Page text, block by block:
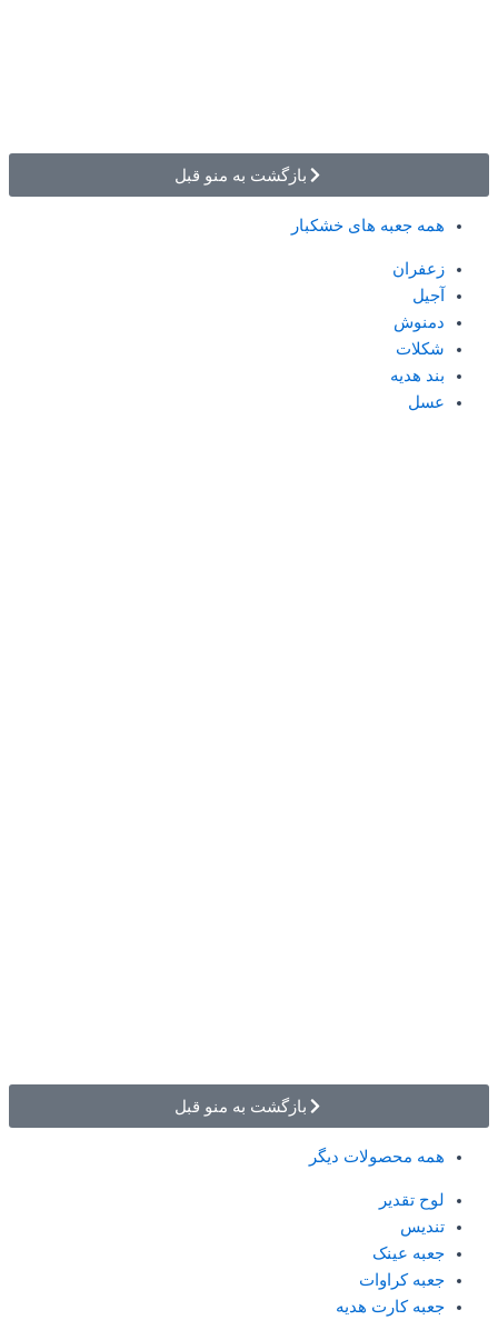
بازگشت به منو قبل
همه جعبه های خشکبار
زعفران
آجیل
دمنوش
شکلات
بند هدیه
عسل
بازگشت به منو قبل
همه محصولات دیگر
لوح تقدیر
تندیس
جعبه عینک
جعبه کراوات
جعبه کارت هدیه